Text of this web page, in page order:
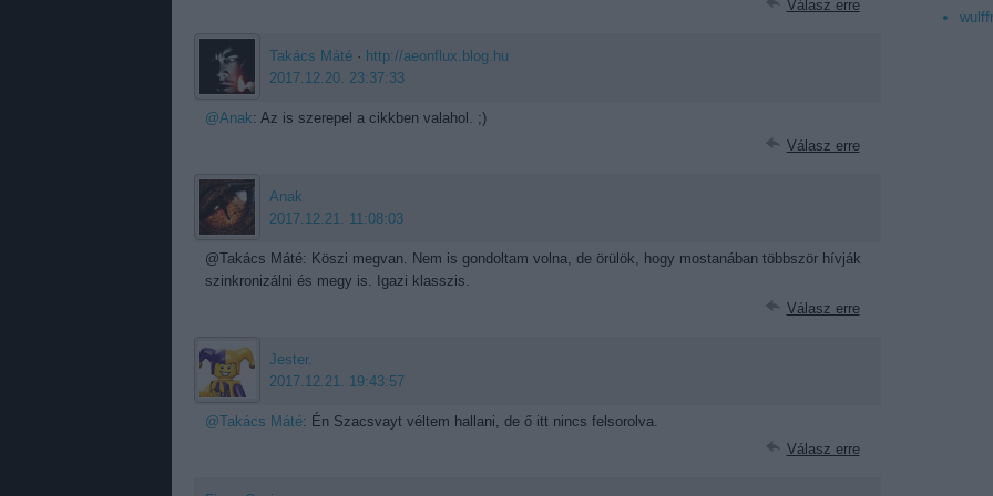
Válasz erre
Takács Máté · http://aeonflux.blog.hu
2017.12.20. 23:37:33
@Anak: Az is szerepel a cikkben valahol. ;)
Válasz erre
Anak
2017.12.21. 11:08:03
@Takács Máté: Köszi megvan. Nem is gondoltam volna, de örülök, hogy mostanában többször hívják
szinkronizálni és megy is. Igazi klasszis.
Válasz erre
Jester.
2017.12.21. 19:43:57
@Takács Máté: Én Szacsvayt véltem hallani, de ő itt nincs felsorolva.
Válasz erre